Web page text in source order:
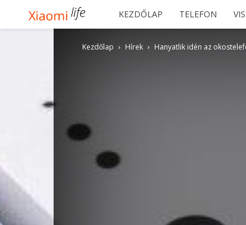
Xiaomilife
KEZDŐLAP TELEFON
Kezdőlap Hírek Hanyatlik idén az